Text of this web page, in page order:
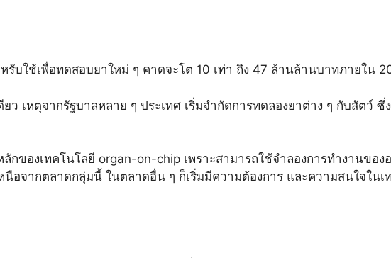
บใช้เพื่อทดสอบยาใหม่ ๆ คาดจะโต 10 เท่า ถึง 47 ล้านล้านบาทภายใน
ว เหตุจากรัฐบาลหลาย ๆ ประเทศ เริ่มจำกัดการทดลองยาต่าง ๆ กับสัตว์
ของเทคโนโลยี organ-on-chip เพราะสามารถใช้จำลองการทำงานของ
อจากตลาดกลุ่มนี้ ในตลาดอื่น ๆ ก็เริ่มมีความต้องการ และความสนใจใน